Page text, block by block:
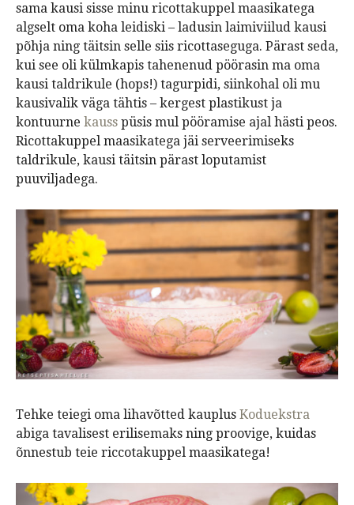
sama kausi sisse minu ricottakuppel maasikatega
algselt oma koha leidiski – ladusin laimiviilud kausi
põhja ning täitsin selle siis ricottaseguga. Pärast seda,
kui see oli külmkapis tahenenud pöörasin ma oma
kausi taldrikule (hops!) tagurpidi, siinkohal oli mu
kausivalik väga tähtis – kergest plastikust ja
kontuurne kauss püsis mul pööramise ajal hästi peos.
Ricottakuppel maasikatega jäi serveerimiseks
taldrikule, kausi täitsin pärast loputamist
puuviljadega.
Tehke teiegi oma lihavõtted kauplus Koduekstra
abiga tavalisest erilisemaks ning proovige, kuidas
õnnestub teie riccotakuppel maasikatega!